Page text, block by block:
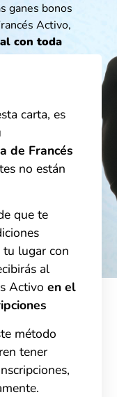
ganes bonos
Activo,
con toda
carta, es
de Francés
no están
que te
tu lugarcon
al
Activo en el
método
tener